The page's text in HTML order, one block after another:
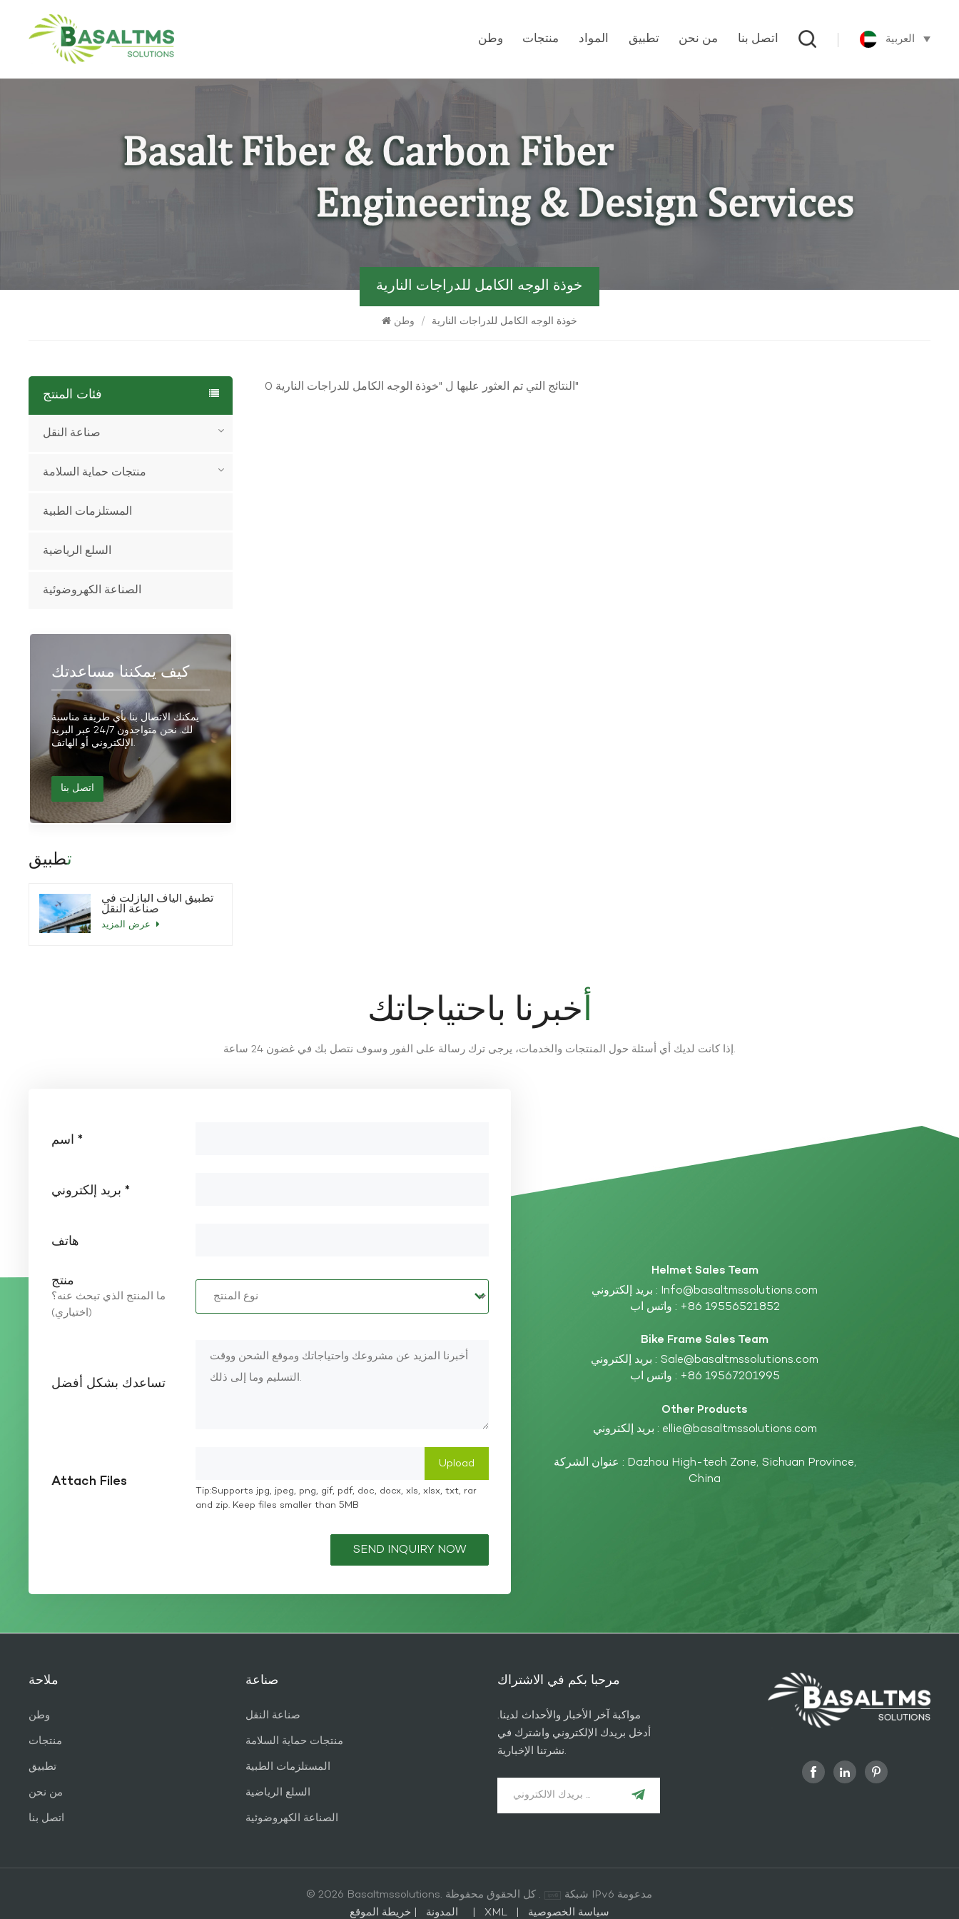
وطن منتجات المواد تطبيق من نحن اتصل بنا العربية
خوذة الوجه الكامل للدراجات النارية
/ خوذة الوجه الكامل للدراجات النارية
0 النتائج التي تم العثور عليها ل "خوذة الوجه الكامل للدراجات النارية"
فئات المنتج
صناعة النقل
منتجات حماية السلامة
المستلزمات الطبية
السلع الرياضية
الصناعة الكهروضوئية
كيف يمكننا مساعدتك
يمكنك الاتصال بنا بأي طريقة مناسبة
لك. نحن متواجدون 24/7 عبر البريد
الإلكتروني أو الهاتف.
اتصل بنا
تطبيق
تطبيق ألياف البازلت في
صناعة النقل
الصناعة الكهروضوئية
أخبرنا باحتياجاتك
إذا كانت لديك أي أسئلة حول المنتجات والخدمات، يرجى ترك رسالة على الفور وسوف نتصل بك في غضون 24 ساعة.
اسم *
بريد إلكتروني *
هاتف
منتج
ما المنتج الذي تبحث عنه؟
(اختياري)
تساعدك بشكل أفضل
Attach Files
Tip:Supports jpg, jpeg, png, gif, pdf, doc, docx, xls, xlsx, txt, rar
and zip. Keep files smaller than 5MB
SEND INQUIRY NOW
Helmet Sales Team
بريد إلكتروني : Info@basaltmssolutions.com
واتس اب : +86 19556521852
Bike Frame Sales Team
بريد إلكتروني : Sale@basaltmssolutions.com
واتس اب : +86 19567201995
Other Products
بريد إلكتروني : ellie@basaltmssolutions.com
عنوان الشركة : Dazhou High-tech Zone, Sichuan Province,
China
ملاحة
وطن
منتجات
تطبيق
من نحن
اتصل بنا
صناعة
صناعة النقل
منتجات حماية السلامة
المستلزمات الطبية
السلع الرياضية
الصناعة الكهروضوئية
مرحبا بكم في الاشتراك
مواكبة آخر الأخبار والأحداث لدينا.
أدخل بريدك الإلكتروني واشترك في
نشرتنا الإخبارية.
© 2026 Basaltmssolutions. كل الحقوق محفوظة .
شبكة IPv6 مدعومة
المدونة
XML سياسة الخصوصية